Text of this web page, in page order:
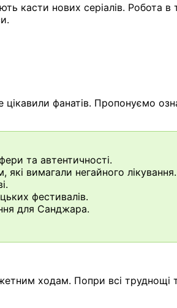
касти нових серіалів. Робота
фанатів. Пропонуємо
та автентичності.
вимагали негайного
фестивалів.
для Санджара.
ходам. Попри всі труднощі